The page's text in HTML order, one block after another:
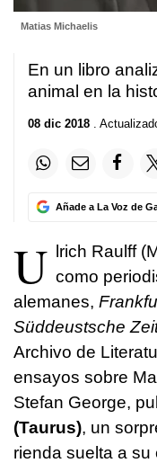
Matias Michaelis
En un libro
animal en la
08 dic 2018 .
Añade a La Voz de
U lrich Raulff
como
alemanes,
Süddeustsche
Archivo de
ensayos sobre
Stefan George,
(Taurus), un
rienda suelta a